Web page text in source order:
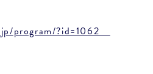
program/?id=1062